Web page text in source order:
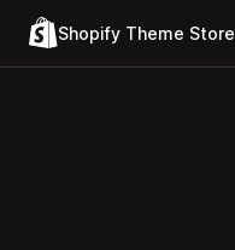
Shopify Theme Store